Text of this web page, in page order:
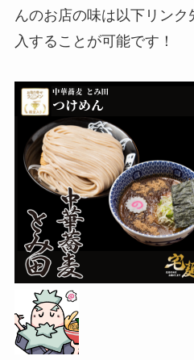
んのお店の味は以下リン
入することが可能です！